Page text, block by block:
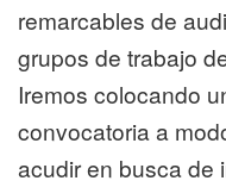
remarcables de
grupos de trabajo
Iremos colocando
convocatoriaa
acudir en busca de